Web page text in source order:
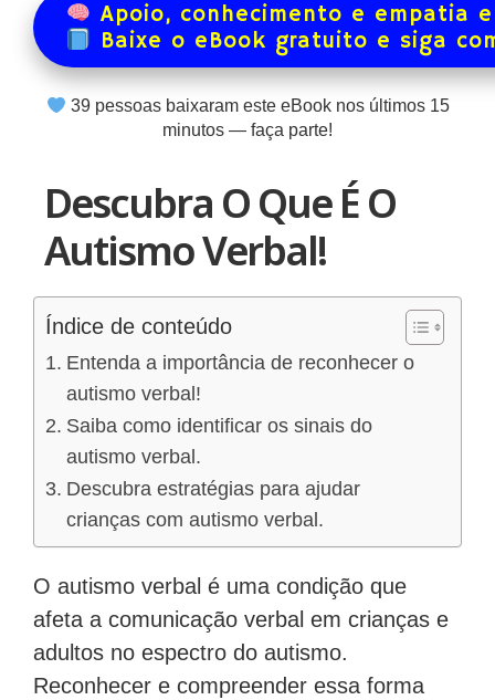
Apoio, conhecimento e empatia
Baixe o eBook gratuito e siga
39pessoas baixaram este eBook nos últimos 15
minutos — faça parte!
Descubra O Que É O
Autismo Verbal!
Índice de conteúdo
Entenda a importância de reconhecer o
autismo verbal!
Saiba como identificar os sinais do
autismo verbal.
Descubra estratégias para ajudar
crianças com autismo verbal.
O autismo verbal é uma condição que
afeta a comunicação verbal em crianças e
adultos no espectro do autismo.
Reconhecer e compreender essa forma